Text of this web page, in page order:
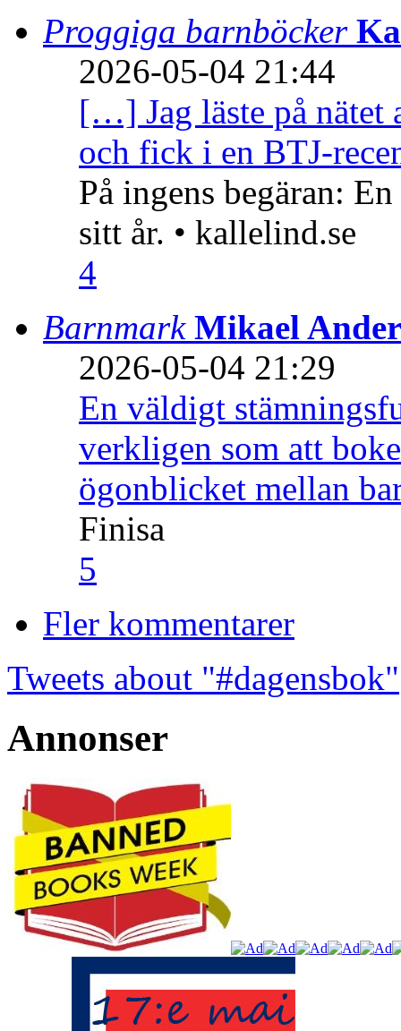
Proggiga barnböcker
2026-05-04 21:44
[…] Jag läste på nätet
och fick i en BTJ-
På ingens begäran:
sitt år. • kallelind.se
4
Barnmark Mikael
2026-05-04 21:29
En väldigt
verkligen som att
ögonblicket mellan
Finisa
5
Fler kommentarer
Tweets about "#dagensbok"
Annonser